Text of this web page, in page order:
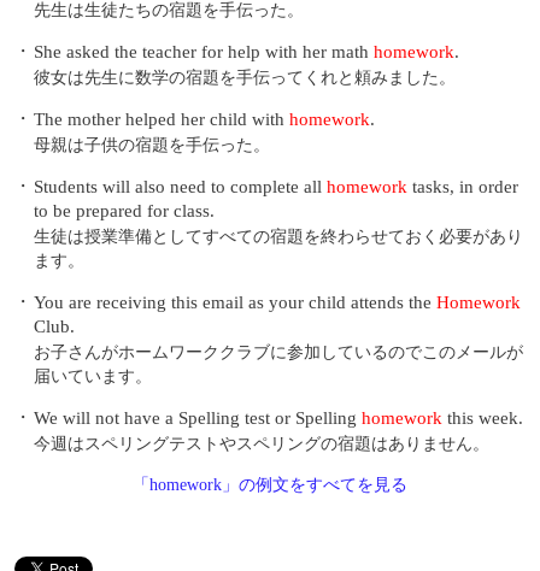
先生は生徒たちの宿題を手伝った。
・ She asked the teacher for help with her math homework.
彼女は先生に数学の宿題を手伝ってくれと頼みました。
・ The mother helped her child with homework.
母親は子供の宿題を手伝った。
・ Students will also need to complete all homework tasks, in order
to be prepared for class.
生徒は授業準備としてすべての宿題を終わらせておく必要があり
ます。
・ You are receiving this email as your child attends the Homework
Club.
お子さんがホームワーククラブに参加しているのでこのメールが
届いています。
・ We will not have a Spelling test or Spelling homework this week.
今週はスペリングテストやスペリングの宿題はありません。
「homework」の例文をすべてを見る